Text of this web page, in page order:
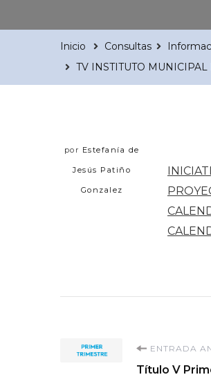
Inicio Consultas
TV INSTITUTO
por Estefanía de
Jesús Patiño
Gonzalez
ENTRADA
Título V